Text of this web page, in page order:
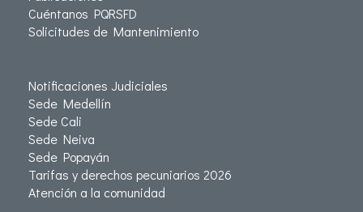
Cuéntanos PQRSFD
Solicitudes de Mantenimiento
Notificaciones Judiciales
Sede Medellín
Sede Cali
Sede Neiva
Sede Popayán
Tarifas y derechos pecuniarios 2026
Atención a la comunidad